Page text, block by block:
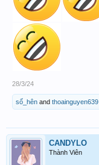
28/3/24
số_hên and thoainguyen639
CANDYLO
Thành Viên